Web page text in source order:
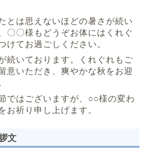
とは思えないほどの暑さが続い
〇〇様もどうぞお体にはくれぐ
けてお過ごしください。
続いております。くれぐれもご
意いただき、爽やかな秋をお迎
ではございますが、○○様の変わ
お祈り申し上げます。
文